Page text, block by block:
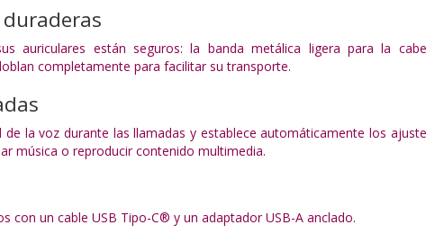
auriculares están seguros: la banda metálica ligera para la
completamente para facilitar su transporte.
la voz durante las llamadas y establece automáticamente los
música o reproducir contenido multimedia.
con un cable USB Tipo-C® y un adaptador USB-A anclado.